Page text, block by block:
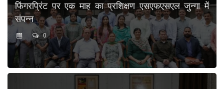
फिंगरप्रिंट पर एक माह का प्रशिक्षण एसएफएसएल जुन्गा में
संपन्न
0